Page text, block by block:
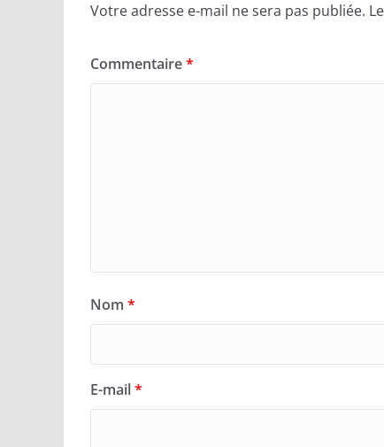
Votre adresse e-mail ne sera pas publiée.
Commentaire*
Nom *
E-mail*